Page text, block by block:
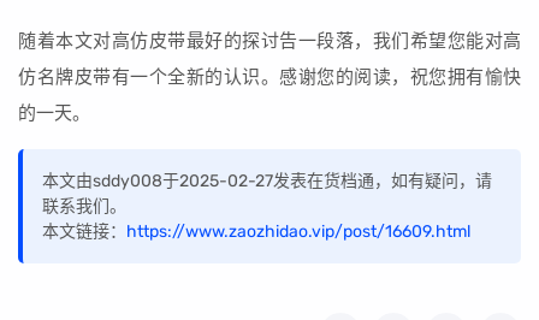
随着本文对高仿皮带最好的探讨告一段落，我们希望您能对高
仿名牌皮带有一个全新的认识。感谢您的阅读，祝您拥有愉快
的一天。
本文由sddy008于2025-02-27发表在货档通，如有疑问，请
联系我们。
本文链接： https://www.zaozhidao.vip/post/16609.html